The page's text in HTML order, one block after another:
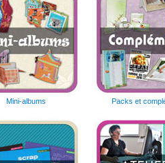
Mini-albums Packs et